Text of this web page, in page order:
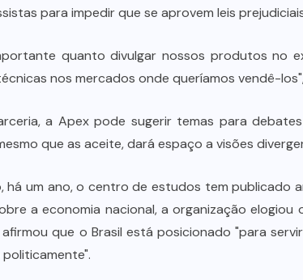
para impedir que se aprovem leis
quanto divulgar nossos produtos no
nos mercados onde queríamos vendê-
a Apex pode sugerir temas para
que as aceite, dará espaço a visões
há um ano, o centro de estudos tem publicado
a economia nacional, a organização
que o Brasil está posicionado "para